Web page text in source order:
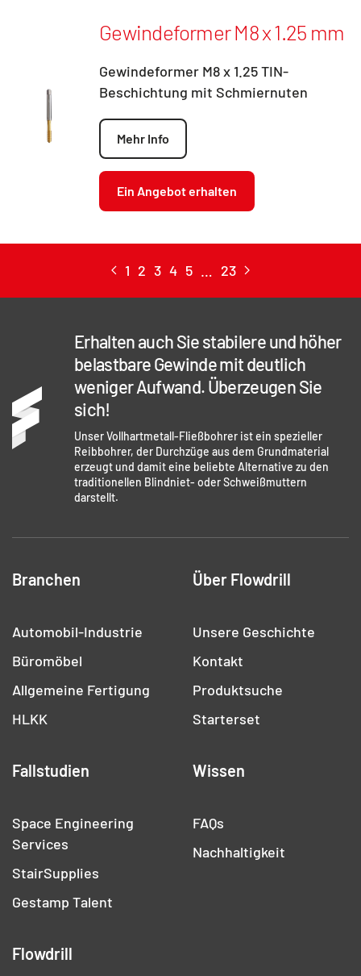
Gewindeformer M8 x 1.25 mm
Gewindeformer M8 x 1.25 TIN-
Beschichtung mit Schmiernuten
Mehr Info
Ein Angebot erhalten
1 2 3 4 5 … 23
Erhalten auch Sie stabilere und höher
belastbare Gewinde mit deutlich
weniger Aufwand. Überzeugen Sie
sich!
Unser Vollhartmetall-Fließbohrer ist ein spezieller
Reibbohrer, der Durchzüge aus dem Grundmaterial
erzeugt und damit eine beliebte Alternative zu den
traditionellen Blindniet- oder Schweißmuttern
darstellt.
Branchen
Automobil-Industrie
Büromöbel
Allgemeine Fertigung
HLKK
Über Flowdrill
Unsere Geschichte
Kontakt
Produktsuche
Starterset
Fallstudien
Space Engineering
Services
StairSupplies
Gestamp Talent
Wissen
FAQs
Nachhaltigkeit
Flowdrill